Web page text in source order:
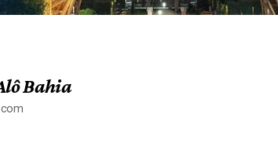
Bahia